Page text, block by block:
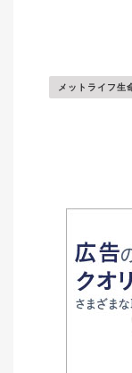
メットライフ